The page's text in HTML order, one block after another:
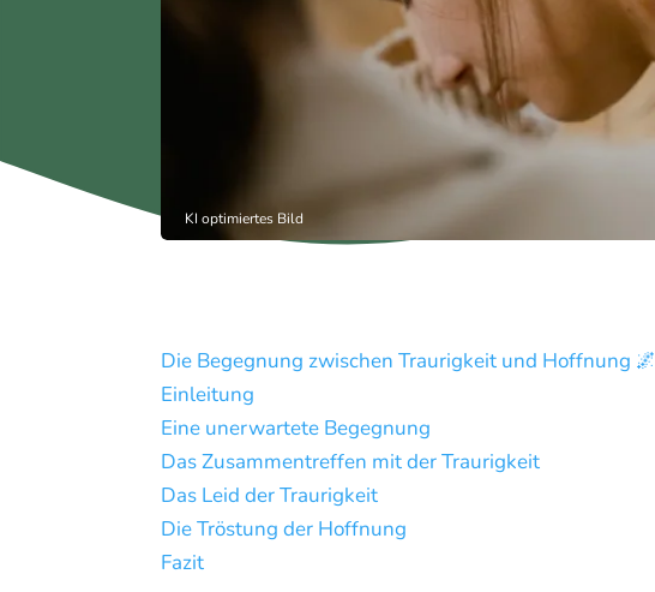
KI optimiertes Bild
Die Begegnung zwischen Traurigkeit und Hoffnung 🌌
Einleitung
Eine unerwartete Begegnung
Das Zusammentreffen mit der Traurigkeit
Das Leid der Traurigkeit
Die Tröstung der Hoffnung
Fazit